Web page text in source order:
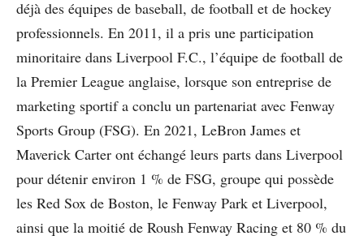
déjà des équipes de baseball, de football et de hockey
professionnels. En 2011, il a pris une participation
minoritaire dans Liverpool F.C., l’équipe de football de
la Premier League anglaise, lorsque son entreprise de
marketing sportif a conclu un partenariat avec Fenway
Sports Group (FSG). En 2021, LeBron James et
Maverick Carter ont échangé leurs parts dans Liverpool
pour détenir environ 1 % de FSG, groupe qui possède
les Red Sox de Boston, le Fenway Park et Liverpool,
ainsi que la moitié de Roush Fenway Racing et 80 % du